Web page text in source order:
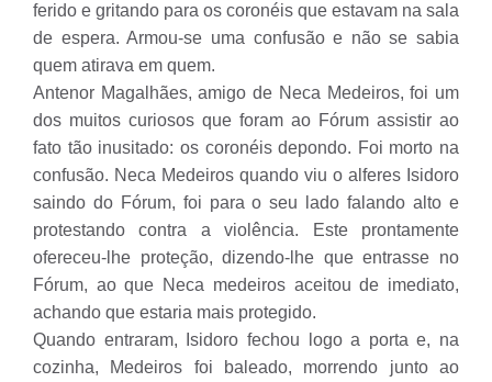
ferido e gritando para os coronéis que estavam na sala
de espera. Armou-se uma confusão e não se sabia
quem atirava em quem.
Antenor Magalhães, amigo de Neca Medeiros, foi um
dos muitos curiosos que foram ao Fórum assistir ao
fato tão inusitado: os coronéis depondo. Foi morto na
confusão. Neca Medeiros quando viu o alferes Isidoro
saindo do Fórum, foi para o seu lado falando alto e
protestando contra a violência. Este prontamente
ofereceu-lhe proteção, dizendo-lhe que entrasse no
Fórum, ao que Neca medeiros aceitou de imediato,
achando que estaria mais protegido.
Quando entraram, Isidoro fechou logo a porta e, na
cozinha, Medeiros foi baleado, morrendo junto ao